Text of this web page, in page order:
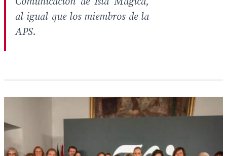
al igual que los miembros de la
APS.